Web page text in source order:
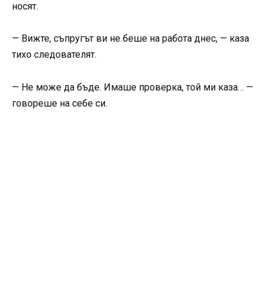
носят.
— Вижте, съпругът ви не беше на работа днес, — каза
тихо следователят.
— Не може да бъде. Имаше проверка, той ми каза… —
говореше на себе си.